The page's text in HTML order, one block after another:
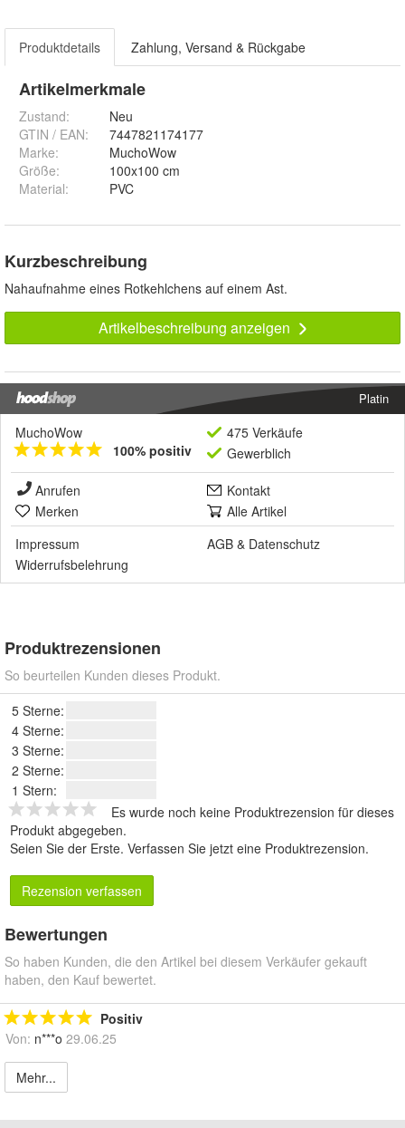
Produktdetails Zahlung, Versand & Rückgabe
Artikelmerkmale
Zustand:
Neu
GTIN / EAN:
7447821174177
Marke:
MuchoWow
Größe:
100x100 cm
Material: PVC
Kurzbeschreibung
Nahaufnahme eines Rotkehlchens auf einem Ast.
Artikelbeschreibung anzeigen
Platin
MuchoWow
100% positiv
475 Verkäufe
Gewerblich
Anrufen
Kontakt
Merken
Alle Artikel
Impressum
AGB & Datenschutz
Widerrufsbelehrung
Produktrezensionen
So beurteilen Kunden dieses Produkt.
5 Sterne:
4 Sterne:
3 Sterne:
2 Sterne:
1 Stern:
Es wurde noch keine Produktrezension für dieses
Produkt abgegeben.
Seien Sie der Erste. Verfassen Sie jetzt eine Produktrezension.
Rezension verfassen
Bewertungen
So haben Kunden, die den Artikel bei diesem Verkäufer gekauft
haben, den Kauf bewertet.
Positiv
Von: n***o 29.06.25
Mehr...